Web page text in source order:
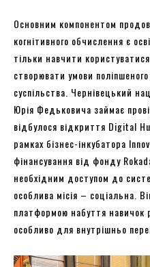
Основним компонентом
когнітивного обчислення є
тільки навчити
створювати умови
суспільства. Чернівецький
Юрія Федьковича займає
відбулося відкриття Digital
рамках бізнес-інкубатора
фінансування від фонду
необхідним доступом до
особлива місія – соціальна.
платформою набуття навичок
особливо для внутрішньо